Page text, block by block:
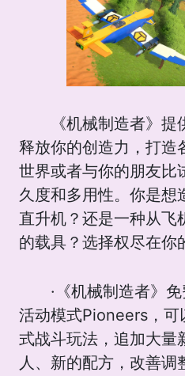
《机械制造者》
释放你的创造力，打造
世界或者与你的朋友比
久度和多用性。你是想
直升机？还是一种从飞
的载具？选择权尽在你
·《机械制造者》
活动模式Pioneers，可
式战斗玩法，追加大量
人、新的配方，改善调